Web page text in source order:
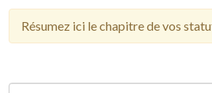
Résumez ici le chapitre de vos